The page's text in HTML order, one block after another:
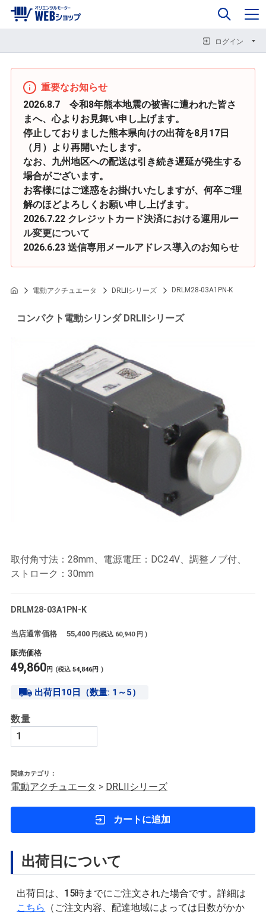
企業情報
ログイン
カート 0
重要なお知らせ
2026.8.7 令和8年熊本地震の被害に遭われた皆さ
まへ、心よりお見舞い申し上げます。
停止しておりました熊本県向けの出荷を8月17日
（月）より再開いたします。
なお、九州地区への配送は引き続き遅延が発生する
場合がございます。
お客様にはご迷惑をお掛けいたしますが、何卒ご理
解のほどよろしくお願い申し上げます。
2026.7.22 クレジットカード決済における運用ルー
ル変更について
2026.6.23 送信専用メールアドレス導入のお知らせ
電動アクチュエータ DRLIIシリーズ DRLM28-03A1PN-K
コンパクト電動シリンダ DRLIIシリーズ
取付角寸法：28mm、電源電圧：DC24V、調整ノブ付、
ストローク：30mm
DRLM28-03A1PN-K
当店通常価格 55,400 円(税込 60,940 円 )
販売価格
49,860円 (税込 54,846円 )
出荷日10日（数量: 1～5）
数量
関連カテゴリ：
電動アクチュエータ > DRLIIシリーズ
カートに追加
出荷日について
出荷日は、15時までにご注文された場合です。詳細は
こちら
（ご注文内容、配達地域によっては日数がかか